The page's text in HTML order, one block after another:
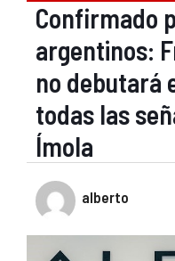
Confirmado
argentinos:
no debutará
todas las
Ímola
alberto